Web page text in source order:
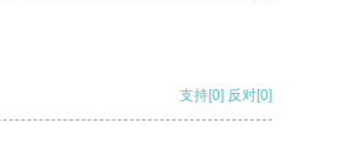
支持[0] 反对[0]